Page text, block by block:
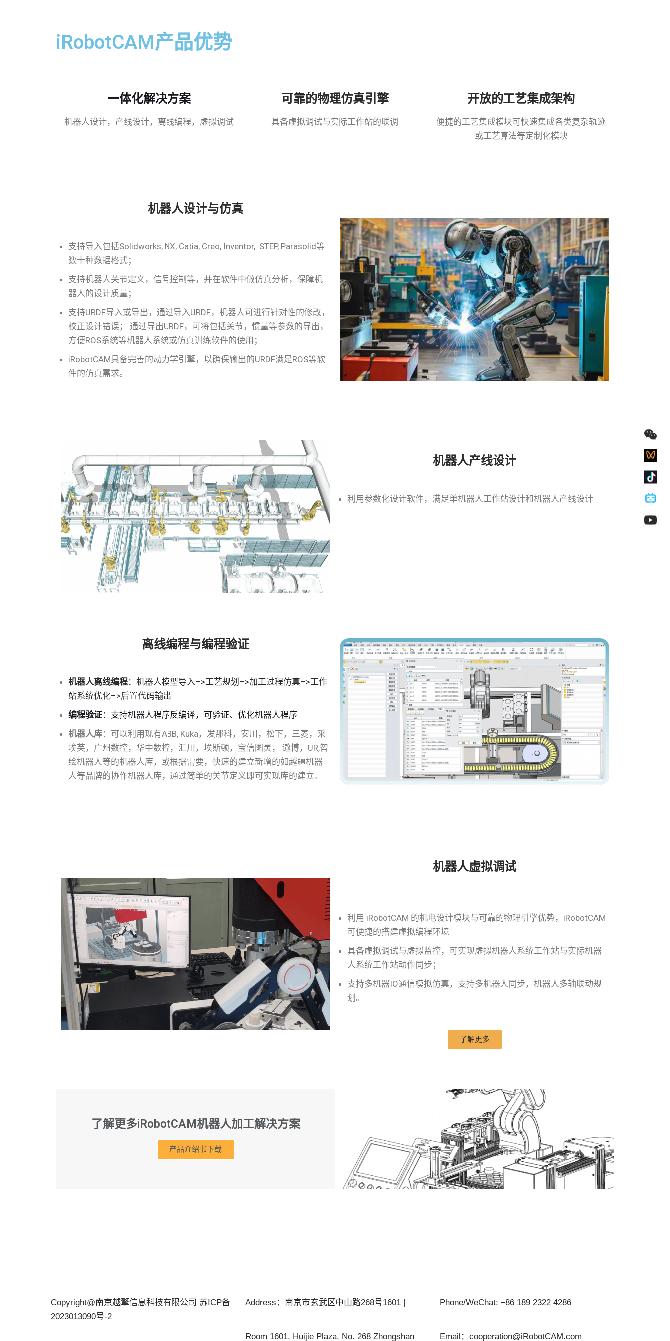
iRobotCAM产品优势
一体化解决方案
机器人设计，产线设计，离线编程，虚拟调试
可靠的物理仿真引擎
具备虚拟调试与实际工作站的联调
开放的工艺集成架构
便捷的工艺集成模块可快速集成各类复杂轨迹
或工艺算法等定制化模块
机器人设计与仿真
支持导入包括Solidworks, NX, Catia, Creo, Inventor, STEP, Parasolid等
数十种数据格式；
支持机器人关节定义，信号控制等，并在软件中做仿真分析，保障机
器人的设计质量；
支持URDF导入或导出，通过导入URDF，机器人可进行针对性的修改，
校正设计错误； 通过导出URDF，可将包括关节，惯量等参数的导出，
方便ROS系统等机器人系统或仿真训练软件的使用；
iRobotCAM具备完善的动力学引擎，以确保输出的URDF满足ROS等软
件的仿真需求。
机器人产线设计
利用参数化设计软件，满足单机器人工作站设计和机器人产线设计
离线编程与编程验证
机器人离线编程：机器人模型导入–>工艺规划–>加工过程仿真–>工作
站系统优化–>后置代码输出
编程验证：支持机器人程序反编译，可验证、优化机器人程序
机器人库：可以利用现有ABB, Kuka，发那科，安川，松下，三菱，采
埃芙，广州数控，华中数控，汇川，埃斯顿，宝信图灵， 遨博，UR,智
绘机器人等的机器人库，或根据需要，快速的建立新增的如越疆机器
人等品牌的协作机器人库，通过简单的关节定义即可实现库的建立。
机器人虚拟调试
利用 iRobotCAM 的机电设计模块与可靠的物理引擎优势，iRobotCAM
可便捷的搭建虚拟编程环境
具备虚拟调试与虚拟监控，可实现虚拟机器人系统工作站与实际机器
人系统工作站动作同步；
支持多机器IO通信模拟仿真，支持多机器人同步，机器人多轴联动规
划。
了解更多
了解更多iRobotCAM机器人加工解决方案
产品介绍书下载
Copyright@南京越擎信息科技有限公司 苏ICP备
2023013090号-2
Address：南京市玄武区中山路268号1601 |
Room 1601, Huijie Plaza, No. 268 Zhongshan
Phone/WeChat: +86 189 2322 4286
Email：cooperation@iRobotCAM.com